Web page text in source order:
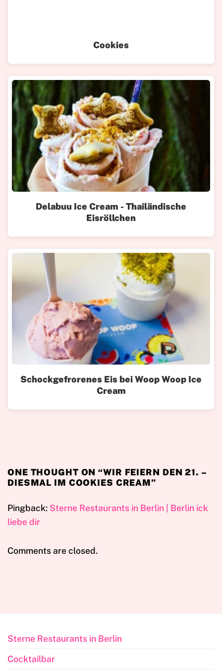
Cookies
Delabuu Ice Cream - Thailändische
Eisröllchen
Schockgefrorenes Eis bei Woop Woop Ice
Cream
ONE THOUGHT ON “WIR FEIERN DEN 21. –
DIESMAL IM COOKIES CREAM”
Pingback: Sterne Restaurants in Berlin | Berlin ick
liebe dir
Comments are closed.
Sterne Restaurants in Berlin
Cocktailbar